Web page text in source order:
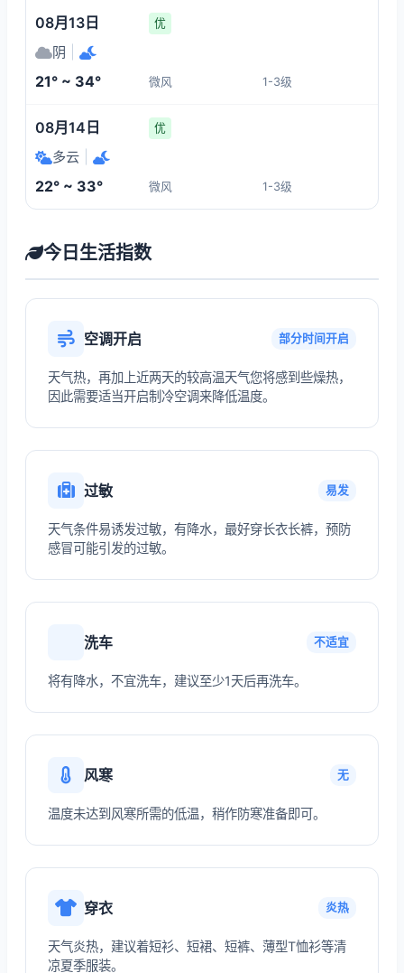
08月13日 优
阴
21° ~ 34° 微风 1-3级
08月14日 优
多云
22° ~ 33° 微风 1-3级
今日生活指数
空调开启 部分时间开启
天气热，再加上近两天的较高温天气您将感到些燥热，
因此需要适当开启制冷空调来降低温度。
过敏 易发
天气条件易诱发过敏，有降水，最好穿长衣长裤，预防
感冒可能引发的过敏。
洗车 不适宜
将有降水，不宜洗车，建议至少1天后再洗车。
风寒 无
温度未达到风寒所需的低温，稍作防寒准备即可。
穿衣 炎热
天气炎热，建议着短衫、短裙、短裤、薄型T恤衫等清
凉夏季服装。